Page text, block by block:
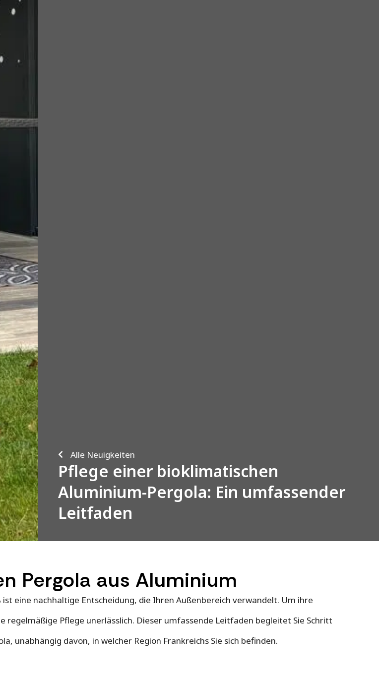
Alle Neuigkeiten
Pflege einer bioklimatischen
Aluminium-Pergola: Ein umfassender
Leitfaden
Pergola aus Aluminium
ist eine nachhaltige Entscheidung, die Ihren Außenbereich verwandelt. Um ihre
regelmäßige Pflege unerlässlich. Dieser umfassende Leitfaden begleitet Sie Schritt
unabhängig davon, in welcher Region Frankreichs Sie sich befinden.